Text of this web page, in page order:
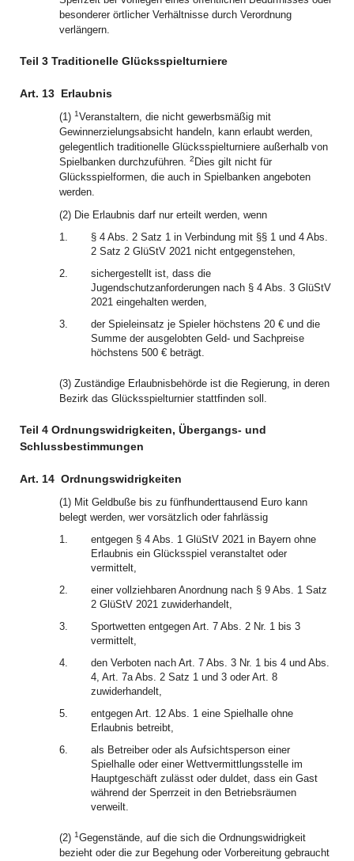
besonderer örtlicher Verhältnisse durch Verordnung
verlängern.
Teil 3 Traditionelle Glücksspielturniere
Art. 13 Erlaubnis
(1) 1Veranstaltern, die nicht gewerbsmäßig mit
Gewinnerzielungsabsicht handeln, kann erlaubt werden,
gelegentlich traditionelle Glücksspielturniere außerhalb von
Spielbanken durchzuführen. 2 Dies gilt nicht für
Glücksspielformen, die auch in Spielbanken angeboten
werden.
(2) Die Erlaubnis darf nur erteilt werden, wenn
1.
§ 4 Abs. 2 Satz 1 in Verbindung mit §§ 1 und 4 Abs.
2 Satz 2 GlüStV 2021 nicht entgegenstehen,
2.
sichergestellt ist, dass die
Jugendschutzanforderungen nach § 4 Abs. 3 GlüStV
2021 eingehalten werden,
3.
der Spieleinsatz je Spieler höchstens 20 € und die
Summe der ausgelobten Geld- und Sachpreise
höchstens 500 € beträgt.
(3) Zuständige Erlaubnisbehörde ist die Regierung, in deren
Bezirk das Glücksspielturnier stattfinden soll.
Teil 4 Ordnungswidrigkeiten, Übergangs- und
Schlussbestimmungen
Art. 14 Ordnungswidrigkeiten
(1) Mit Geldbuße bis zu fünfhunderttausend Euro kann
belegt werden, wer vorsätzlich oder fahrlässig
1.
entgegen § 4 Abs. 1 GlüStV 2021 in Bayern ohne
Erlaubnis ein Glücksspiel veranstaltet oder
vermittelt,
2.
einer vollziehbaren Anordnung nach § 9 Abs. 1 Satz
2 GlüStV 2021 zuwiderhandelt,
3.
Sportwetten entgegen Art. 7 Abs. 2 Nr. 1 bis 3
vermittelt,
4.
den Verboten nach Art. 7 Abs. 3 Nr. 1 bis 4 und Abs.
4, Art. 7a Abs. 2 Satz 1 und 3 oder Art. 8
zuwiderhandelt,
5.
entgegen Art. 12 Abs. 1 eine Spielhalle ohne
Erlaubnis betreibt,
6.
als Betreiber oder als Aufsichtsperson einer
Spielhalle oder einer Wettvermittlungsstelle im
Hauptgeschäft zulässt oder duldet, dass ein Gast
während der Sperrzeit in den Betriebsräumen
verweilt.
(2) 1Gegenstände, auf die sich die Ordnungswidrigkeit
bezieht oder die zur Begehung oder Vorbereitung gebraucht